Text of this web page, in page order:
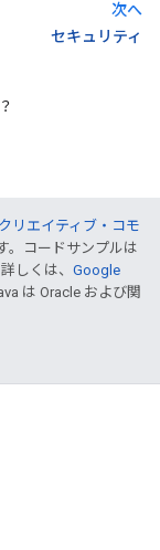
次へ
セキュリティ
クリエイティブ・コモ
。コードサンプルは
しくは、 Google
は Oracle および関